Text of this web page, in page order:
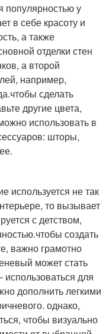
популярностью у
в себе красоту и
а также
отделки стен
а второй
например,
сделать
другие цвета,
использовать в
шторы,
используется не так
то вызывает
с детством,
создать
важно грамотно
может стать
для
дополнить легкими
однако,
чтобы визуально